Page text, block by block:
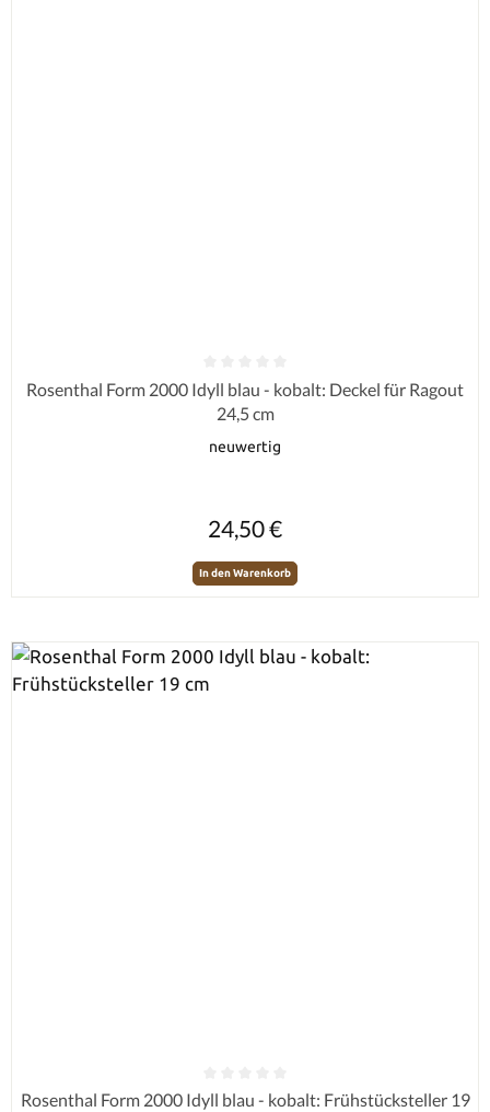
Durchschnittliche Bewertung von 0 von 5 Sternen
Rosenthal Form 2000 Idyll blau - kobalt: Deckel für Ragout
24,5 cm
neuwertig
24,50 €
In den Warenkorb
Durchschnittliche Bewertung von 0 von 5 Sternen
Rosenthal Form 2000 Idyll blau - kobalt: Frühstücksteller 19